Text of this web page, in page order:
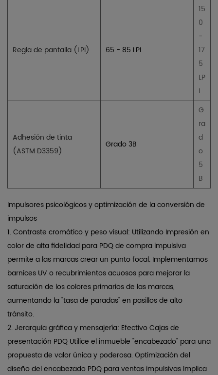
Regla de pantalla (LPI) 65 - 85 LPI
15
0
-
17
5
LP
I
Adhesión de tinta
(ASTM D3359)
Grado 3B
G
ra
d
o
5
B
Impulsores psicológicos y optimización de la conversión de
impulsos
1.Contraste cromático y peso visual: Utilizando Impresión en
color de alta fidelidad para PDQ de compra impulsiva
permite a las marcas crear un punto focal. Implementamos
barnices UV o recubrimientos acuosos para mejorar la
saturación de los colores primarios de las marcas,
aumentando la "tasa de paradas" en pasillos de alto
tránsito.
2. Jerarquía gráfica y mensajería: EfectivoCajas de
presentación PDQ Utilice el inmueble "encabezado" para una
propuesta de valor única y poderosa.Optimización del
diseño del encabezado PDQ para ventas impulsivas Implica